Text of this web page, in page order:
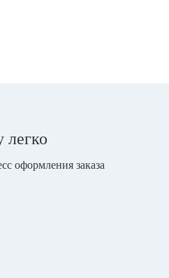
легко
оформления заказа